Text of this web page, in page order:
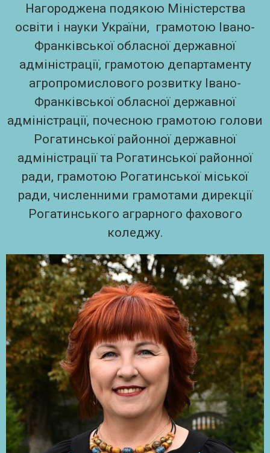
Нагороджена подякою Міністерства
освіти і науки України, грамотою Івано-
Франківської обласної державної
адміністрації, грамотою департаменту
агропромислового розвитку Івано-
Франківської обласної державної
адміністрації, почесною грамотою голови
Рогатинської районної державної
адміністрації та Рогатинської районної
ради, грамотою Рогатинської міської
ради, численними грамотами дирекції
Рогатинського аграрного фахового
коледжу.